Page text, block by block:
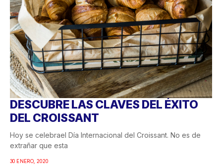
DESCUBRE LAS CLAVES DEL ÉXITO
DEL CROISSANT
Hoy se celebrael Día Internacional del Croissant. No es de
extrañar que esta
30 ENERO, 2020